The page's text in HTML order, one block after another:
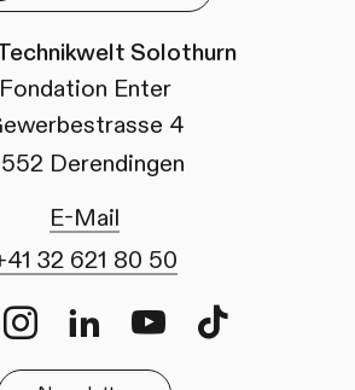
Solothurn
Fondation Enter
4
Derendingen
E-Mail
32 621 80 50